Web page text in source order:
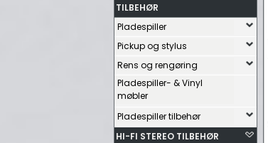
TILBEHØR
Pladespiller
Pickup og stylus
Rens og rengøring
Pladespiller- & Vinyl
møbler
Pladespiller tilbehør
HI-FI STEREO TILBEHØR